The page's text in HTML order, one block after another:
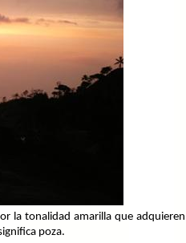
la tonalidad amarilla que adquieren
poza.